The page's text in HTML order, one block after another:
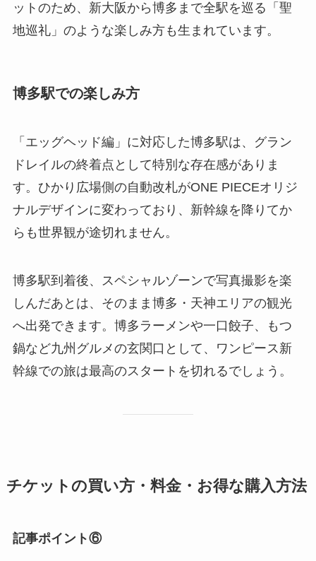
ットのため、新大阪から博多まで全駅を巡る「聖
地巡礼」のような楽しみ方も生まれています。
博多駅での楽しみ方
「エッグヘッド編」に対応した博多駅は、グラン
ドレイルの終着点として特別な存在感がありま
す。ひかり広場側の自動改札がONE PIECEオリジ
ナルデザインに変わっており、新幹線を降りてか
らも世界観が途切れません。
博多駅到着後、スペシャルゾーンで写真撮影を楽
しんだあとは、そのまま博多・天神エリアの観光
へ出発できます。博多ラーメンや一口餃子、もつ
鍋など九州グルメの玄関口として、ワンピース新
幹線での旅は最高のスタートを切れるでしょう。
チケットの買い方・料金・お得な購入方法
記事ポイント⑥